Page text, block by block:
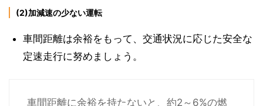
(2)加減速の少ない運転
車間距離は余裕をもって、交通状況に応じた安全な
定速走行に努めましょう。
車間距離に余裕を持たないと、約2～6%の燃